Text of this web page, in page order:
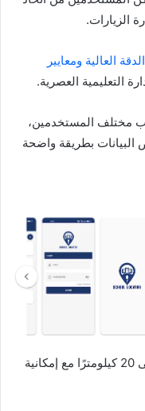
الزيارات.
العالية ومعايير
التعليمية العصرية.
مختلف المستخدمين،
البيانات بطريقة واضحة